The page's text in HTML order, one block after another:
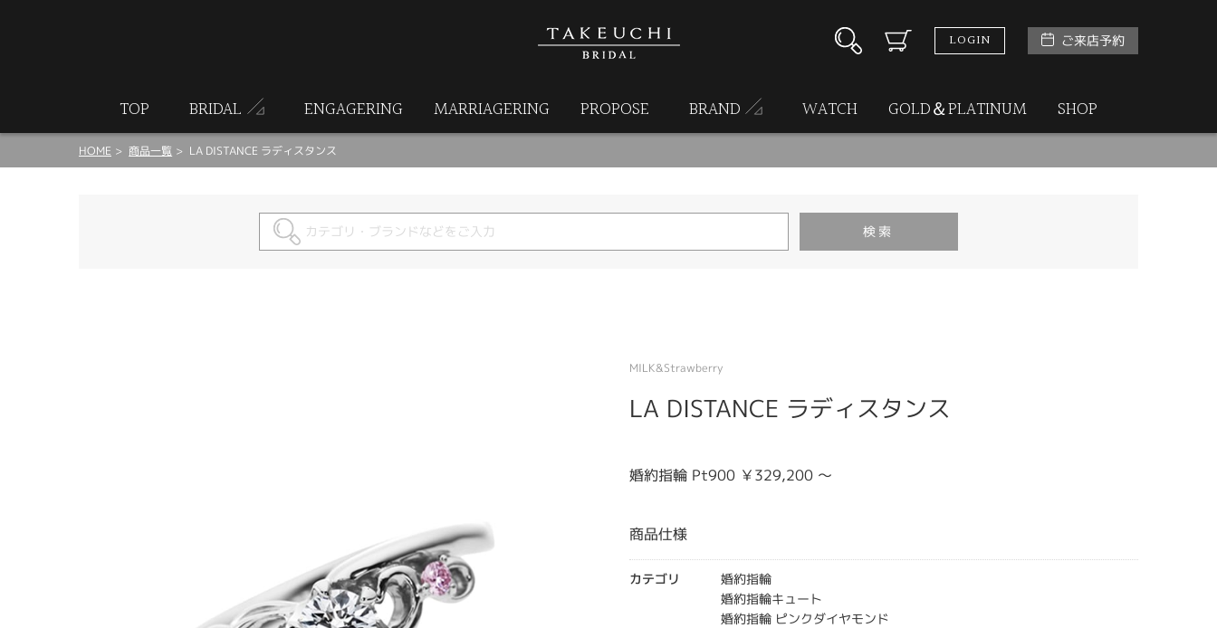
LOGIN ご来店予約
TOP BRIDAL ENGAGERING MARRIAGERING PROPOSE BRAND WATCH GOLD＆PLATINUM SHOP
HOME 商品一覧 LA DISTANCE ラディスタンス
MILK&Strawberry
LA DISTANCE ラディスタンス
婚約指輪 Pt900 ￥329,200 ～
商品仕様
カテゴリ
婚約指輪
婚約指輪キュート
婚約指輪 ピンクダイヤモンド